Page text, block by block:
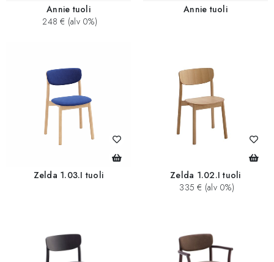
Annie tuoli
248 € (alv 0%)
Annie tuoli
Zelda 1.03.I tuoli
Zelda 1.02.I tuoli
335 € (alv 0%)